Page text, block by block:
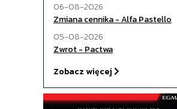
06-08-2026
Zmiana cennika - Alfa Pastello
05-08-2026
Zwrot - Pactwa
Zobacz więcej